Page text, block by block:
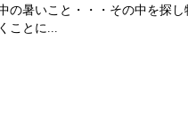
暑いこと・・・その中を探
ことに...